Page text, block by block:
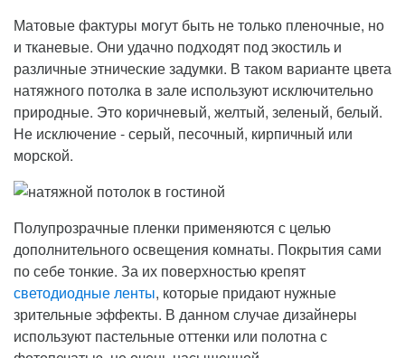
Матовые фактуры могут быть не только пленочные, но
и тканевые. Они удачно подходят под экостиль и
различные этнические задумки. В таком варианте цвета
натяжного потолка в зале используют исключительно
природные. Это коричневый, желтый, зеленый, белый.
Не исключение - серый, песочный, кирпичный или
морской.
Полупрозрачные пленки применяются с целью
дополнительного освещения комнаты. Покрытия сами
по себе тонкие. За их поверхностью крепят
светодиодные ленты, которые придают нужные
зрительные эффекты. В данном случае дизайнеры
используют пастельные оттенки или полотна с